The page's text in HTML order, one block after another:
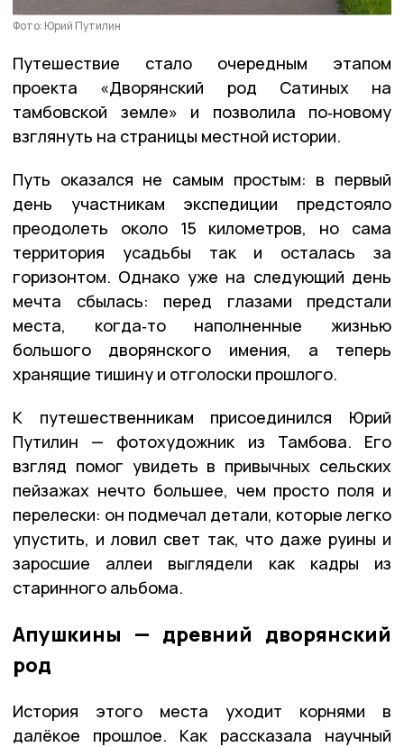
Фото: Юрий Путилин
Путешествие стало очередным этапом
проекта «Дворянский род Сатиных на
тамбовской земле» и позволила по‑новому
взглянуть на страницы местной истории.
Путь оказался не самым простым: в первый
день участникам экспедиции предстояло
преодолеть около 15 километров, но сама
территория усадьбы так и осталась за
горизонтом. Однако уже на следующий день
мечта сбылась: перед глазами предстали
места, когда‑то наполненные жизнью
большого дворянского имения, а теперь
хранящие тишину и отголоски прошлого.
К путешественникам присоединился Юрий
Путилин — фотохудожник из Тамбова. Его
взгляд помог увидеть в привычных сельских
пейзажах нечто большее, чем просто поля и
перелески: он подмечал детали, которые легко
упустить, и ловил свет так, что даже руины и
заросшие аллеи выглядели как кадры из
старинного альбома.
Апушкины — древний дворянский
род
История этого места уходит корнями в
далёкое прошлое. Как рассказала научный